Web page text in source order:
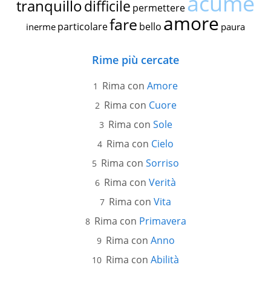
tranquillodifficile permettere
inerme particolarefare bello amore paura
Rime più cercate
Rima con Amore
Rima con Cuore
Rima con Sole
Rima con Cielo
Rima con Sorriso
Rima con Verità
Rima con Vita
Rima con Primavera
Rima con Anno
Rima con Abilità